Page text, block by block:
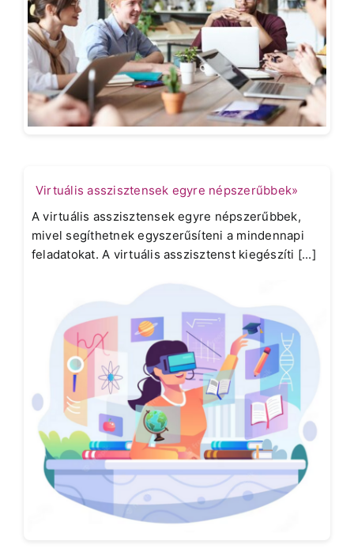
Virtuális asszisztensek egyre népszerűbbek»
A virtuális asszisztensek egyre népszerűbbek,
mivel segíthetnek egyszerűsíteni a mindennapi
feladatokat. A virtuális asszisztenst kiegészíti [...]